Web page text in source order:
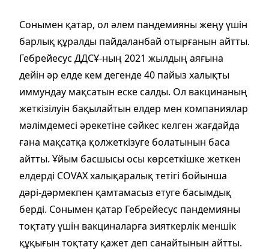
Сонымен қатар, ол әлем пандемияны жеңу үшін
барлық құралды пайдаланбай отырғанын айтты.
Гебрейесус ДДСҰ-ның 2021 жылдың аяғына
дейін әр елде кем дегенде 40 пайыз халықты
иммундау мақсатын еске салды. Ол вакцинаның
жеткізілуін бақылайтын елдер мен компаниялар
мәлімдемесі әрекетіне сәйкес келген жағдайда
ғана мақсатқа қолжеткізуге болатынын баса
айтты. Ұйым басшысы осы көрсеткішке жеткен
елдерді COVAX халықаралық тетігі бойынша
дәрі-дәрмекпен қамтамасыз етуге басымдық
берді. Сонымен қатар Гебрейесус пандемияны
тоқтату үшін вакциналарға зияткерлік меншік
құқығын тоқтату қажет деп санайтынын айтты.